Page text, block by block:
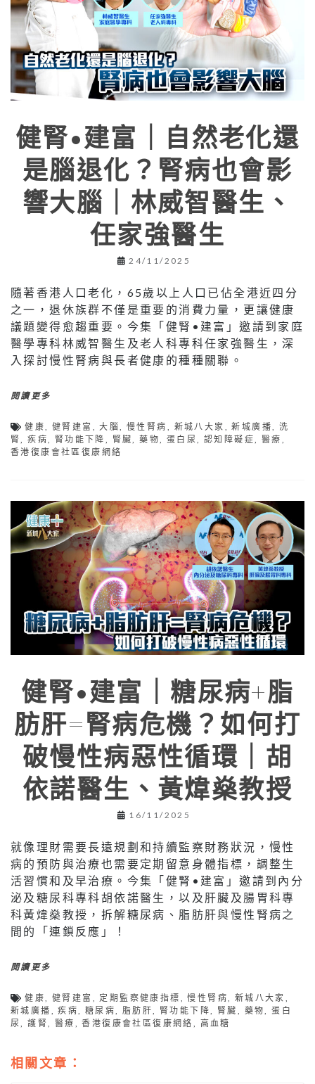
健腎•建富｜自然老化還
是腦退化？腎病也會影
響大腦｜林威智醫生、
任家強醫生
24/11/2025
隨著香港人口老化，65歲以上人口已佔全港近四分
之一，退休族群不僅是重要的消費力量，更讓健康
議題變得愈趨重要。今集「健腎•建富」邀請到家庭
醫學專科林威智醫生及老人科專科任家強醫生，深
入探討慢性腎病與長者健康的種種關聯。
閱讀更多
健康,健腎建富 ,大腦,慢性腎病 , 新城八大家 ,新城廣播, 洗
腎,疾病, 腎功能下降 , 腎臟,藥物, 蛋白尿, 認知障礙症, 醫療 ,
香港復康會社區復康網絡
健腎•建富｜糖尿病+脂
肪肝=腎病危機？如何打
破慢性病惡性循環｜胡
依諾醫生、黃煒燊教授
16/11/2025
就像理財需要長遠規劃和持續監察財務狀況，慢性
病的預防與治療也需要定期留意身體指標，調整生
活習慣和及早治療。今集「健腎•建富」邀請到內分
泌及糖尿科專科胡依諾醫生，以及肝臟及腸胃科專
科黃煒燊教授，拆解糖尿病、脂肪肝與慢性腎病之
間的「連鎖反應」！
閱讀更多
健康,健腎建富 , 定期監察健康指標 ,慢性腎病, 新城八大家 ,
新城廣播 ,疾病,糖尿病,脂肪肝, 腎功能下降, 腎臟 , 藥物,蛋白
尿,護腎, 醫療 ,香港復康會社區復康網絡 , 高血糖
相關文章：